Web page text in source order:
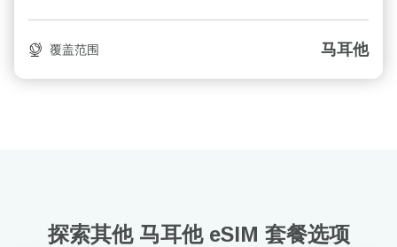
覆盖范围 马耳他
探索其他 马耳他 eSIM 套餐选项